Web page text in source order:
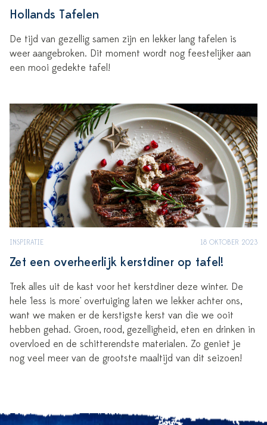
Hollands Tafelen
De tijd van gezellig samen zijn en lekker lang tafelen is
weer aangebroken. Dit moment wordt nog feestelijker aan
een mooi gedekte tafel!
INSPIRATIE 18 OKTOBER 2023
Zet een overheerlijk kerstdiner op tafel!
Trek alles uit de kast voor het kerstdiner deze winter. De
hele 'less is more' overtuiging laten we lekker achter ons,
want we maken er de kerstigste kerst van die we ooit
hebben gehad. Groen, rood, gezelligheid, eten en drinken in
overvloed en de schitterendste materialen. Zo geniet je
nog veel meer van de grootste maaltijd van dit seizoen!